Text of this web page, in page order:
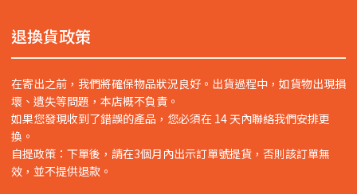
退換貨政策
在寄出之前，我們將確保物品狀況良好。出貨過程中，如貨物出現損
壞、遺失等問題，本店概不負責。
如果您發現收到了錯誤的產品，您必須在 14 天內聯絡我們安排更
換。
自提政策：下單後，請在3個月內出示訂單號提貨，否則該訂單無
效，並不提供退款。